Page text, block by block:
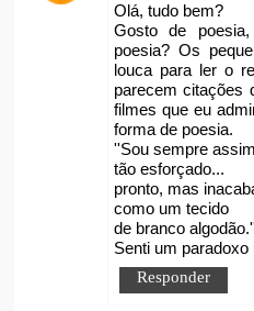
Olá, tudo bem?
Gosto de
poesia? Os
louca para ler o
parecem citações
filmes que eu
forma de poesia.
''Sou sempre assim
tão esforçado...
pronto, mas
como um tecido
de branco algodão.''
Senti um
Responder